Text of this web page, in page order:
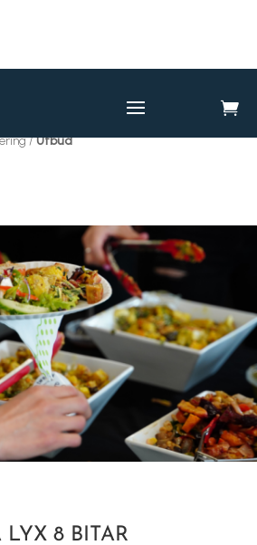

UTBUD
/Utbud
LYX 8 BITAR